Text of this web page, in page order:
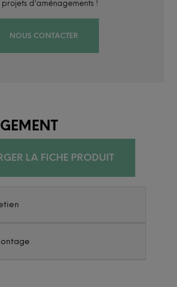
projets d'aménagements !
NOUS CONTACTER
LA FICHE PRODUIT